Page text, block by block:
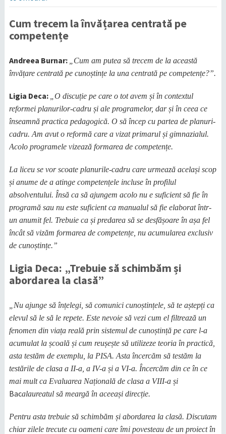
Cum trecem la învățarea centrată pe
competențe
Andreea Burnar:
„Cum am putea să trecem de la această
învățare centrată pe cunoștințe la una centrată pe competențe?”.
Ligia Deca:
„O discuție pe care o tot avem și în contextul
reformei planurilor-cadru și ale programelor, dar și în ceea ce
înseamnă practica pedagogică. O să încep cu partea de planuri-
cadru. Am avut o reformă care a vizat primarul și gimnazialul.
Acolo programele vizează formarea de competențe.
La liceu se vor scoate planurile-cadru care urmează același scop
și anume de a atinge competențele incluse în profilul
absolventului. Însă ca să ajungem acolo nu e suficient să fie în
programă sau nu este suficient ca manualul să fie elaborat într-
un anumit fel. Trebuie ca și predarea să se desfășoare în așa fel
încât să vizăm formarea de competențe, nu acumularea exclusiv
de cunoștințe.”
Ligia Deca: „Trebuie să schimbăm și
abordarea la clasă”
„Nu ajunge să înțelegi, să comunici cunoștințele, să te aștepți ca
elevul să le să le repete. Este nevoie să vezi cum el filtrează un
fenomen din viața reală prin sistemul de cunoștință pe care l-a
acumulat la școală și cum reușește să utilizeze teoria în practică,
asta testăm de exemplu, la PISA. Asta încercăm să testăm la
testările de clasa a II-a, a IV-a și a VI-a. Încercăm din ce în ce
mai mult ca Evaluarea Națională de clasa a VIII-a și
Bacalaureatul să meargă în aceeași direcție.
Pentru asta trebuie să schimbăm și abordarea la clasă. Discutam
chiar zilele trecute cu oameni care îmi povesteau de un proiect în